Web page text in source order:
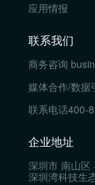
应用情报
联系我们
商务咨询
媒体合作/数据
联系电话400-
企业地址
深圳市 南山区
深圳湾科技生